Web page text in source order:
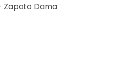
Zapato Dama